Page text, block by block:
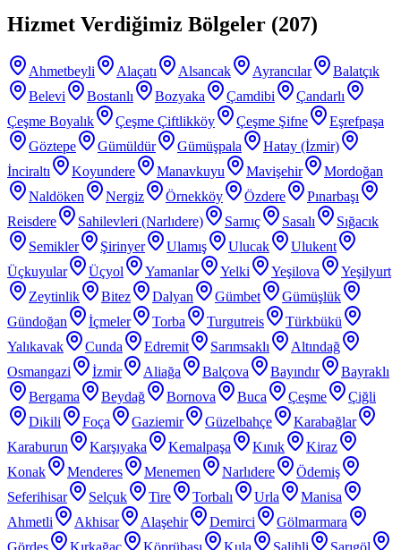
Hizmet Verdiğimiz Bölgeler (207)
Ahmetbeyli Alaçatı Alsancak Ayrancılar
Balatçık
Belevi
Bostanlı Bozyaka Çamdibi
Çandarlı
Çeşme Boyalık
Çeşme Çiftlikköy Çeşme Şifne
Eşrefpaşa
Göztepe
Gümüldür Gümüşpala
Hatay (İzmir)
İnciraltı
Koyundere Manavkuyu Mavişehir
Mordoğan
Naldöken
Nergiz Örnekköy Özdere
Pınarbaşı
Reisdere
Sahilevleri (Narlıdere) Sarnıç Sasalı
Sığacık
Semikler
Şirinyer Ulamış Ulucak
Ulukent
Üçkuyular
Üçyol Yamanlar Yelki Yeşilova
Yeşilyurt
Zeytinlik
Bitez Dalyan Gümbet
Gümüşlük
Gündoğan
İçmeler Torba Turgutreis
Türkbükü
Yalıkavak
Cunda Edremit Sarımsaklı
Altındağ
Osmangazi
İzmir Aliağa Balçova Bayındır
Bayraklı
Bergama
Beydağ Bornova Buca Çeşme
Çiğli
Dikili
Foça Gaziemir Güzelbahçe
Karabağlar
Karaburun
Karşıyaka Kemalpaşa Kınık
Kiraz
Konak
Menderes Menemen Narlıdere
Ödemiş
Seferihisar
Selçuk Tire Torbalı Urla
Manisa
Ahmetli
Akhisar Alaşehir Demirci
Gölmarmara